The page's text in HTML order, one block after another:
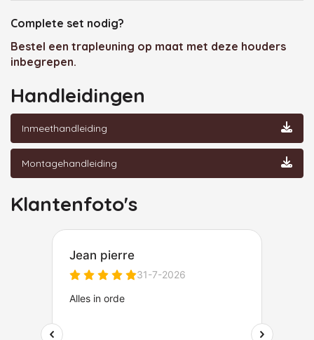
Complete set nodig?
Bestel een trapleuning op maat met deze houders
inbegrepen.
Handleidingen
Inmeethandleiding
Montagehandleiding
Klantenfoto's